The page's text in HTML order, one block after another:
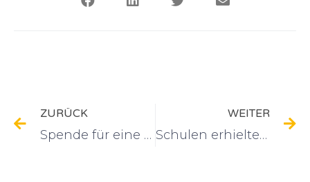
ZURÜCK
Spende für eine moderne Sprungmatte
WEITER
Schulen erhielten Spenden: Schaukel